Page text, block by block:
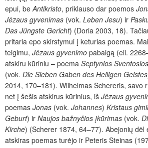
epui, beAntikristo, priklauso dar poemos
Jėzaus gyvenimas (vok. Leben Jesu) ir
Das Jüngste Gericht) (Doria 2003, 18).
pritaria epo skirstymui į keturias poemas.
teigimu, Jėzaus gyvenimo pabaigą (eil.
atskiru kūriniu – poema Septynios
(vok. Die Sieben Gaben des Heiligen Geistes
2014, 170–181). Wilhelmas Schereris, savo
net į šešis atskirus kūrinius, iš Jėzaus
poemas Jonas (vok. Johannes) Kristaus
Geburt) ir Naujos bažnyčios įkūrimas (vok.
Kirche) (Scherer 1874, 64–77). Abejonių dėl
atskiras poemas turėjo ir Peteris Steinas